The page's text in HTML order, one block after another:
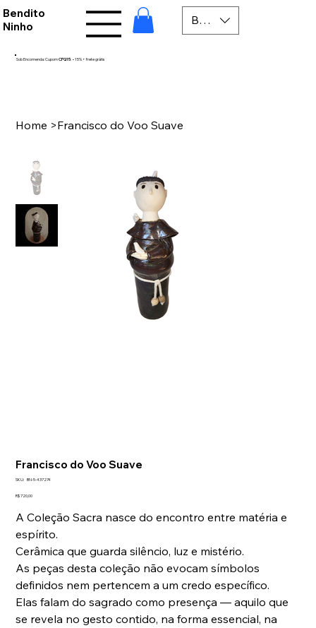
Bendito
Ninho
BRL (R$)
Home >Francisco do Voo Suave
Francisco do Voo Suave
SKU: SKU
5-
BN-5-437274
Preço
R$ 720,00
A Coleção Sacra nasce do encontro entre matéria e
espírito.
Cerâmica que guarda silêncio, luz e mistério.
As peças desta coleção não evocam símbolos
definidos nem pertencem a um credo específico.
Elas falam do sagrado como presença — aquilo que
se revela no gesto contido, na forma essencial, na
Sob Encomenda: CupomCPQ15: −15% + frete grátis